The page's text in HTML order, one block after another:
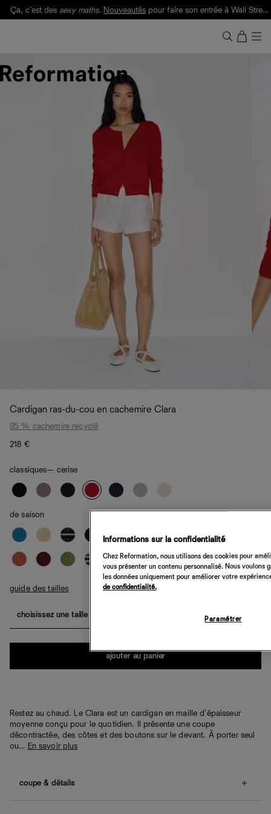
Ça, c'est des sexy maths. Nouveautés pour faire son entrée à Wall Street.
Cardigan ras-du-cou en cachemire Clara
95 % cachemire recyclé
218 €
classiques— cerise
de saison
guide des tailles
choisissez une taille
ajouter au panier
Restez au chaud. Le Clara est un cardigan en maille d'épaisseur
moyenne conçu pour le quotidien. Il présente une coupe
décontractée, des côtes et des boutons sur le devant. À porter seul
ou… En savoir plus
coupe & détails
Informations sur la confidentialité
Chez Reformation, nous utilisons des cookies pour
vous présenter un contenu personnalisé. Nous
les données uniquement pour améliorer votre
de confidentialité.
Paramétrer